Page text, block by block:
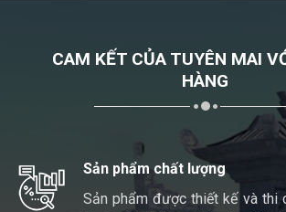
CAM KẾT CỦA TUYÊN MAI
HÀNG
Sản phẩm chất lượng
Sản phẩm được thiết kế và thi